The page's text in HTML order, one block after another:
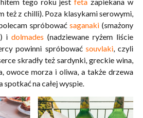
też z chilli). Poza klasykami serowymi,
spróbować saganaki(smażony
i dolmades (nadziewane ryżem liście
powinni spróbować souvlaki, czyli
skradły też sardynki, greckie wina,
owoce morza i oliwa, a także drzewa
na całej wyspie.